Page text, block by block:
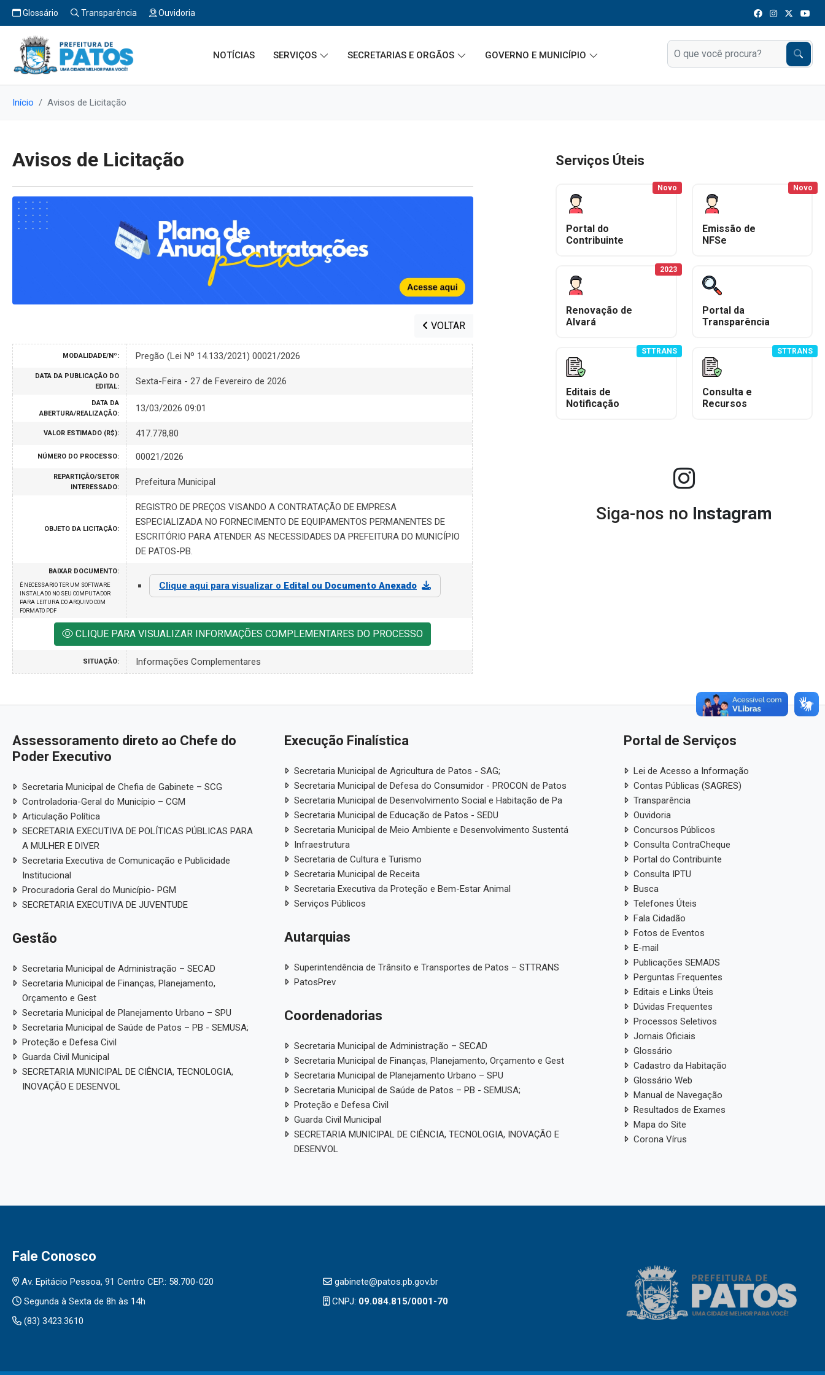
Glossário Transparência Ouvidoria
NOTÍCIAS SERVIÇOS SECRETARIAS E ORGÃOS GOVERNO E MUNICÍPIO
Início Avisos de Licitação
Avisos de Licitação
VOLTAR
MODALIDADE/Nº: Pregão (Lei Nº 14.133/2021) 00021/2026
DATA DA PUBLICAÇÃO DO
EDITAL:
Sexta-Feira - 27 de Fevereiro de 2026
DATA DA
ABERTURA/REALIZAÇÃO:
13/03/2026 09:01
VALOR ESTIMADO (R$): 417.778,80
NÚMERO DO PROCESSO: 00021/2026
REPARTIÇÃO/SETOR
INTERESSADO:
Prefeitura Municipal
OBJETO DA LICITAÇÃO:
REGISTRO DE PREÇOS VISANDO A CONTRATAÇÃO DE EMPRESA
ESPECIALIZADA NO FORNECIMENTO DE EQUIPAMENTOS PERMANENTES DE
ESCRITÓRIO PARA ATENDER AS NECESSIDADES DA PREFEITURA DO MUNICÍPIO
DE PATOS-PB.
BAIXAR DOCUMENTO:
É NECESSARIO TER UM SOFTWARE
INSTALADO NO SEU COMPUTADOR
PARA LEITURA DO ARQUIVO COM
FORMATO PDF
Clique aqui para visualizar o Edital ou Documento Anexado
CLIQUE PARA VISUALIZAR INFORMAÇÕES COMPLEMENTARES DO PROCESSO
SITUAÇÃO: Informações Complementares
Serviços Úteis
Portal do
Contribuinte
Novo
Emissão de
NFSe
Novo
Renovação de
Alvará
2023
Portal da
Transparência
Editais de
Notificação
STTRANS
Consulta e
Recursos
STTRANS
Siga-nos no Instagram
Assessoramento direto ao Chefe do
Poder Executivo
Secretaria Municipal de Chefia de Gabinete – SCG
Controladoria-Geral do Município – CGM
Articulação Política
SECRETARIA EXECUTIVA DE POLÍTICAS PÚBLICAS PARA
A MULHER E DIVER
Secretaria Executiva de Comunicação e Publicidade
Institucional
Procuradoria Geral do Município- PGM
SECRETARIA EXECUTIVA DE JUVENTUDE
Gestão
Secretaria Municipal de Administração – SECAD
Secretaria Municipal de Finanças, Planejamento,
Orçamento e Gest
Secretaria Municipal de Planejamento Urbano – SPU
Secretaria Municipal de Saúde de Patos – PB - SEMUSA;
Proteção e Defesa Civil
Guarda Civil Municipal
SECRETARIA MUNICIPAL DE CIÊNCIA, TECNOLOGIA,
INOVAÇÃO E DESENVOL
Execução Finalística
Secretaria Municipal de Agricultura de Patos - SAG;
Secretaria Municipal de Defesa do Consumidor - PROCON de Patos
Secretaria Municipal de Desenvolvimento Social e Habitação de Pa
Secretaria Municipal de Educação de Patos - SEDU
Secretaria Municipal de Meio Ambiente e Desenvolvimento Sustentá
Infraestrutura
Secretaria de Cultura e Turismo
Secretaria Municipal de Receita
Secretaria Executiva da Proteção e Bem-Estar Animal
Serviços Públicos
Autarquias
Superintendência de Trânsito e Transportes de Patos – STTRANS
PatosPrev
Coordenadorias
Secretaria Municipal de Administração – SECAD
Secretaria Municipal de Finanças, Planejamento, Orçamento e Gest
Secretaria Municipal de Planejamento Urbano – SPU
Secretaria Municipal de Saúde de Patos – PB - SEMUSA;
Proteção e Defesa Civil
Guarda Civil Municipal
SECRETARIA MUNICIPAL DE CIÊNCIA, TECNOLOGIA, INOVAÇÃO E
DESENVOL
Portal de Serviços
Lei de Acesso a Informação
Contas Públicas (SAGRES)
Transparência
Ouvidoria
Concursos Públicos
Consulta ContraCheque
Portal do Contribuinte
Consulta IPTU
Busca
Telefones Úteis
Fala Cidadão
Fotos de Eventos
E-mail
Publicações SEMADS
Perguntas Frequentes
Editais e Links Úteis
Dúvidas Frequentes
Processos Seletivos
Jornais Oficiais
Glossário
Cadastro da Habitação
Glossário Web
Manual de Navegação
Resultados de Exames
Mapa do Site
Corona Vírus
Fale Conosco
Av. Epitácio Pessoa, 91 Centro CEP.: 58.700-020
Segunda à Sexta de 8h às 14h
(83) 3423.3610
gabinete@patos.pb.gov.br
CNPJ: 09.084.815/0001-70